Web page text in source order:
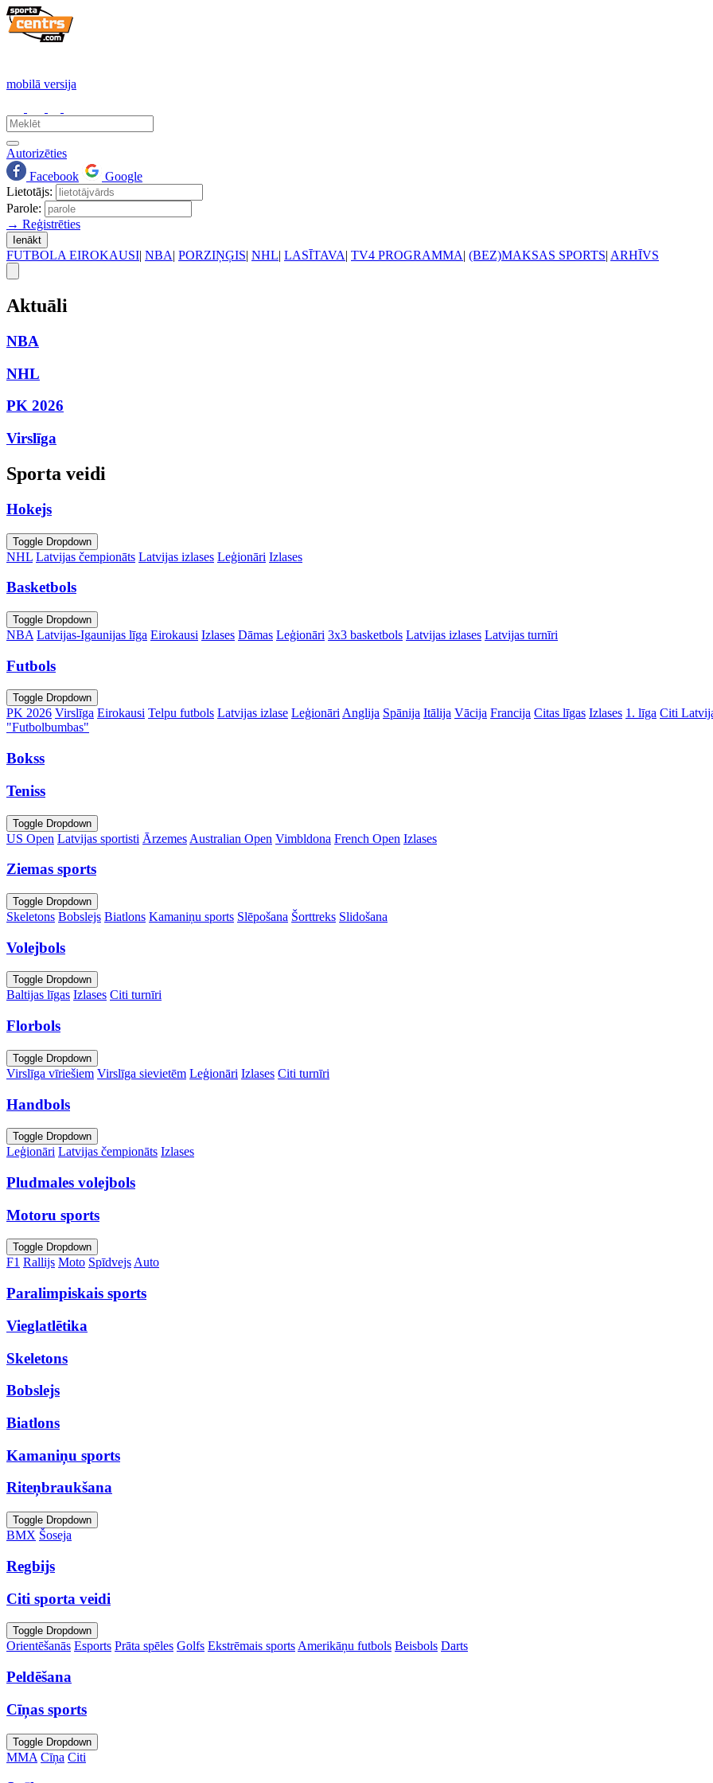
mobilā versija
Autorizēties
Facebook
Google
Lietotājs:
Parole:
→ Reģistrēties
Ienākt
FUTBOLA EIROKAUSI| NBA| PORZIŅĢIS| NHL| LASĪTAVA| TV4 PROGRAMMA| (BEZ)MAKSAS SPORTS| ARHĪVS
Aktuāli
NBA
NHL
PK 2026
Virslīga
Sporta veidi
Hokejs
Toggle Dropdown
NHL Latvijas čempionāts Latvijas izlases Leģionāri Izlases
Basketbols
Toggle Dropdown
NBA Latvijas-Igaunijas līga Eirokausi Izlases Dāmas Leģionāri 3x3 basketbols Latvijas izlases Latvijas turnīri
Futbols
Toggle Dropdown
PK 2026 Virslīga Eirokausi Telpu futbols Latvijas izlase Leģionāri Anglija Spānija Itālija Vācija Francija Citas līgas Izlases 1. līga Citi
"Futbolbumbas"
Bokss
Teniss
Toggle Dropdown
US Open Latvijas sportisti Ārzemes Australian Open Vimbldona French Open Izlases
Ziemas sports
Toggle Dropdown
Skeletons Bobslejs Biatlons Kamaniņu sports Slēpošana Šorttreks Slidošana
Volejbols
Toggle Dropdown
Baltijas līgas Izlases Citi turnīri
Florbols
Toggle Dropdown
Virslīga vīriešiem Virslīga sievietēm Leģionāri Izlases Citi turnīri
Handbols
Toggle Dropdown
Leģionāri Latvijas čempionāts Izlases
Pludmales volejbols
Motoru sports
Toggle Dropdown
F1 Rallijs Moto SpīdvejsAuto
Paralimpiskais sports
Vieglatlētika
Skeletons
Bobslejs
Biatlons
Kamaniņu sports
Riteņbraukšana
Toggle Dropdown
BMX Šoseja
Regbijs
Citi sporta veidi
Toggle Dropdown
Orientēšanās Esports Prāta spēles Golfs Ekstrēmais sports Amerikāņu futbols Beisbols Darts
Peldēšana
Cīņas sports
Toggle Dropdown
MMA Cīņa Citi